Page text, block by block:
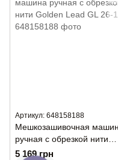
Артикул: 648158188
Мешкозашивочная
ручная с обрезкой нити
Golden Lead GL 26-1A
5 169 грн